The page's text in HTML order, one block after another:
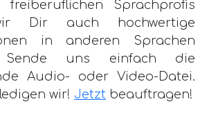
freiberuflichen Sprachprofis
Dir auch hochwertige
in anderen Sprachen
Sende uns einfach die
Audio- oder Video-Datei.
wir! Jetzt beauftragen!